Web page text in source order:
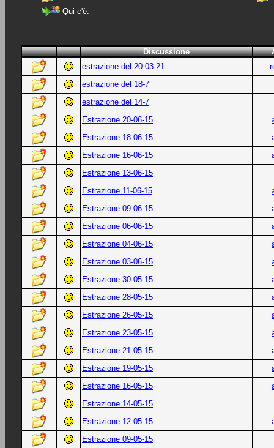
Qui c'è:
Discussione
estrazione del 20-03-21
estrazione del 18-7
estrazione del 14-7
Estrazione 20-06-15
Estrazione 18-06-15
Estrazione 16-06-15
Estrazione 13-06-15
Estrazione 11-06-15
Estrazione 09-06-15
Estrazione 06-06-15
Estrazione 04-06-15
Estrazione 03-06-15
Estrazione 30-05-15
Estrazione 28-05-15
Estrazione 26-05-15
Estrazione 23-05-15
Estrazione 21-05-15
Estrazione 19-05-15
Estrazione 16-05-15
Estrazione 14-05-15
Estrazione 12-05-15
Estrazione 09-05-15